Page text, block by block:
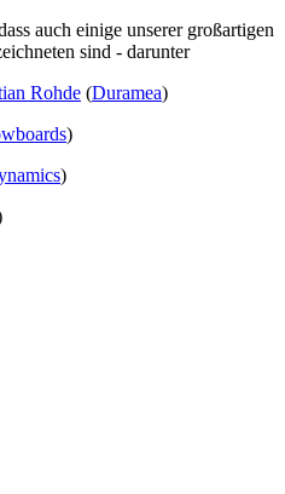
auch einige unserer großartigen
sind - darunter
Rohde (Duramea)
)
)